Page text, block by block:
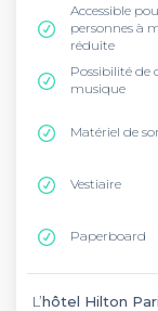
Accessible
personnes à
réduite
Possibilité de
musique
Matériel de
Vestiaire
Paperboard
L’hôtel Hilton